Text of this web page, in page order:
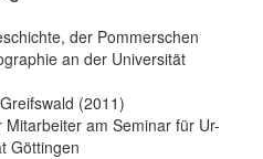
der Pommerschen
an der Universität
(2011)
am Seminar für Ur-
Göttingen